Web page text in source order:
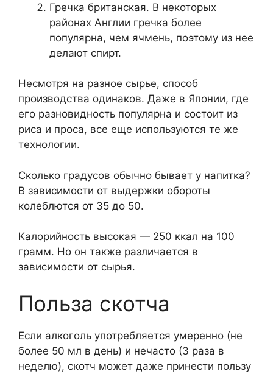
Гречка британская. В некоторых
районах Англии гречка более
популярна, чем ячмень, поэтому из нее
делают спирт.
Несмотря на разное сырье, способ
производства одинаков. Даже в Японии, где
его разновидность популярна и состоит из
риса и проса, все еще используются те же
технологии.
Сколько градусов обычно бывает у напитка?
В зависимости от выдержки обороты
колеблются от 35 до 50.
Калорийность высокая — 250 ккал на 100
грамм. Но он также различается в
зависимости от сырья.
Польза скотча
Если алкоголь употребляется умеренно (не
более 50 мл в день) и нечасто (3 раза в
неделю), скотч может даже принести пользу